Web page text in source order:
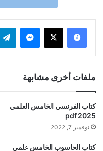
ماسنجر
ملفات أخرى مشابهة
كتاب الفرنسي الخامس العلمي
2025 pdf
نوفمبر 7, 2022
كتاب الحاسوب الخامس علمي